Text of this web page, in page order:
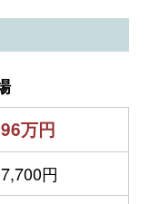
96万円
7,700円